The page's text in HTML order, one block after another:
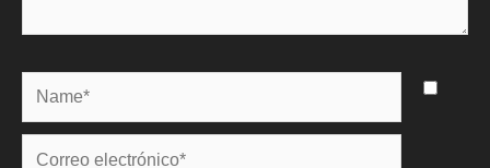
Name*
Correo